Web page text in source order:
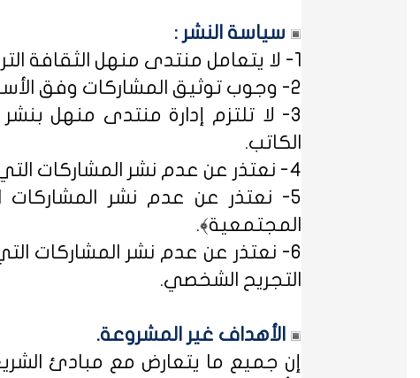
سياسة النشر :
1- لا يتعامل منتدى منهل الثقافة التربوية مع مصطلح ﴿التسجيل المبدئي﴾، فالمشاركات متاحة للجميع.
2- وجوب توثيق المشاركات وفق الأساليب العلمية لتوثيق المعلومات حفظاً للحقوق الفكرية وتيسيراً للباحث عن المعلومة.
3- لا تلتزم إدارة منتدى منهل
الكاتب.
4- نعتذر عن عدم نشر المشاركات التي لا تتضمن الاسم الحقيقي - ثلاثياً على الأقل - ﴿المسلمون عند شروطهم في تدوين الاسم﴾.
5- نعتذر عن عدم نشر المشاركات
المجتمعية﴾.
6- نعتذر عن عدم نشر المشاركات
التجريح الشخصي.
الأهداف غير المشروعة.
إن جميع ما يتعارض مع مبادئ